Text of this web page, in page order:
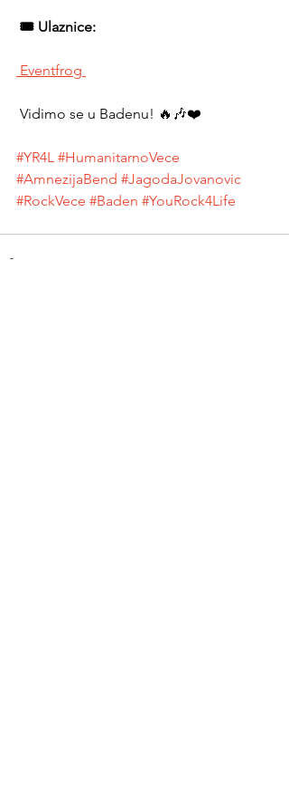
🎟️ Ulaznice:
Eventfrog
Vidimo se u Badenu! 🔥🎶❤️
#YR4L #HumanitarnoVece
#AmnezijaBend #JagodaJovanovic
#RockVece #Baden #YouRock4Life